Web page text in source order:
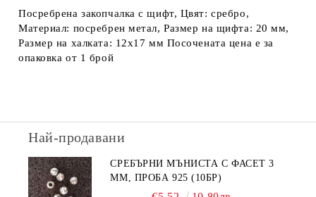
Посребрена закопчалка с щифт, Цвят: сребро,
Материал: посребрен метал, Размер на щифта: 20 мм,
Размер на халката: 12х17 мм Посочената цена е за
опаковка от 1 брой
Най-продавани
СРЕБЪРНИ МЪНИСТА С ФАСЕТ 3
ММ, ПРОБА 925 (10БР)